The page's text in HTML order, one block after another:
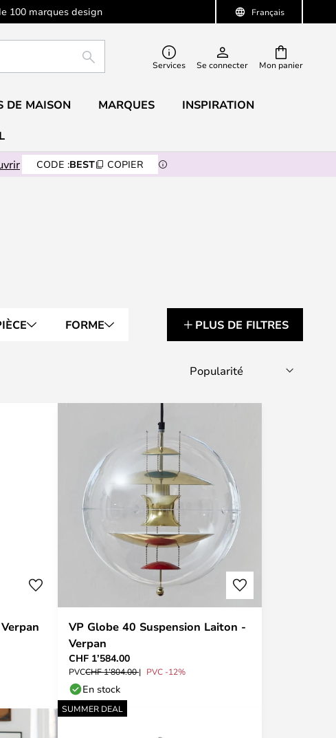
Français
100 marques design
Mon panier
RECHERCHERServices Se connecter
DE MAISON MARQUES INSPIRATION
CODE :BEST COPIER
FORME PLUS DE FILTRES
VP Globe 40 Suspension Laiton -
Verpan
CHF 1’584.00
PVCCHF 1’804.00 PVC -12%
En stock
SUMMER DEAL